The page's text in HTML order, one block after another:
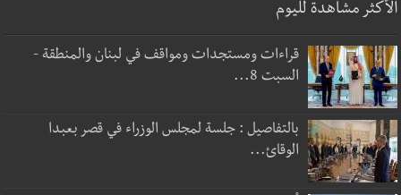
الأكثر مشاهدة لليوم
قراءات ومستجدات ومواقف في لبنان والمنطقة -
السبت 8...
بالتفاصيل : جلسة لمجلس الوزراء في قصر بعبدا
الوقائ...